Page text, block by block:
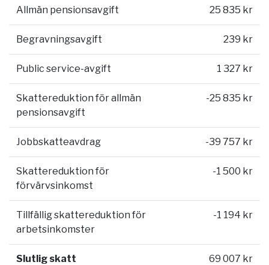
Allmän pensionsavgift 25 835 kr
Begravningsavgift 239 kr
Public service-avgift 1 327 kr
Skattereduktion för allmän
pensionsavgift
-25 835 kr
Jobbskatteavdrag -39 757 kr
Skattereduktion för
förvärvsinkomst
-1 500 kr
Tillfällig skattereduktion för
arbetsinkomster
-1 194 kr
Slutlig skatt 69 007 kr